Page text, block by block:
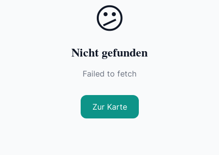
😕
Nicht gefunden
Failed to fetch
Zur Karte